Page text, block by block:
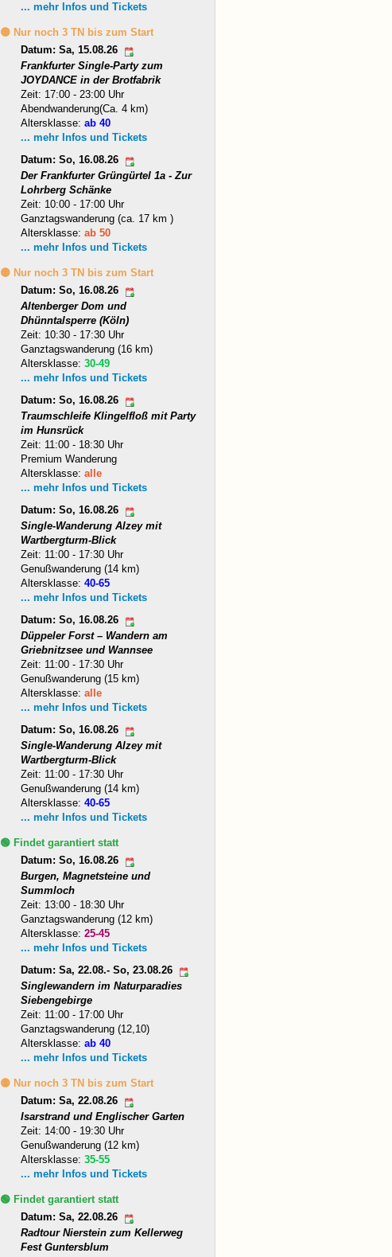
... mehr Infos und Tickets
🟡 Nur noch 3 TN bis zum Start
Datum: Sa, 15.08.26
Frankfurter Single-Party zum
JOYDANCE in der Brotfabrik
Zeit: 17:00 - 23:00 Uhr
Abendwanderung(Ca. 4 km)
Altersklasse:ab 40
... mehr Infos und Tickets
Datum: So, 16.08.26
Der Frankfurter Grüngürtel 1a - Zur
Lohrberg Schänke
Zeit: 10:00 - 17:00 Uhr
Ganztagswanderung (ca. 17 km )
Altersklasse:ab 50
... mehr Infos und Tickets
🟡 Nur noch 3 TN bis zum Start
Datum: So, 16.08.26
Altenberger Dom und
Dhünntalsperre (Köln)
Zeit: 10:30 - 17:30 Uhr
Ganztagswanderung (16 km)
Altersklasse:30-49
... mehr Infos und Tickets
Datum: So, 16.08.26
Traumschleife Klingelfloß mit Party
im Hunsrück
Zeit: 11:00 - 18:30 Uhr
Premium Wanderung
Altersklasse:alle
... mehr Infos und Tickets
Datum: So, 16.08.26
Single-Wanderung Alzey mit
Wartbergturm-Blick
Zeit: 11:00 - 17:30 Uhr
Genußwanderung (14 km)
Altersklasse:40-65
... mehr Infos und Tickets
Datum: So, 16.08.26
Düppeler Forst – Wandern am
Griebnitzsee und Wannsee
Zeit: 11:00 - 17:30 Uhr
Genußwanderung (15 km)
Altersklasse:alle
... mehr Infos und Tickets
Datum: So, 16.08.26
Single-Wanderung Alzey mit
Wartbergturm-Blick
Zeit: 11:00 - 17:30 Uhr
Genußwanderung (14 km)
Altersklasse:40-65
... mehr Infos und Tickets
🟢 Findet garantiert statt
Datum: So, 16.08.26
Burgen, Magnetsteine und
Summloch
Zeit: 13:00 - 18:30 Uhr
Ganztagswanderung (12 km)
Altersklasse:25-45
... mehr Infos und Tickets
Datum: Sa, 22.08.- So, 23.08.26
Singlewandern im Naturparadies
Siebengebirge
Zeit: 11:00 - 17:00 Uhr
Ganztagswanderung (12,10)
Altersklasse:ab 40
... mehr Infos und Tickets
🟡 Nur noch 3 TN bis zum Start
Datum: Sa, 22.08.26
Isarstrand und Englischer Garten
Zeit: 14:00 - 19:30 Uhr
Genußwanderung (12 km)
Altersklasse:35-55
... mehr Infos und Tickets
🟢 Findet garantiert statt
Datum: Sa, 22.08.26
Radtour Nierstein zum Kellerweg
Fest Guntersblum